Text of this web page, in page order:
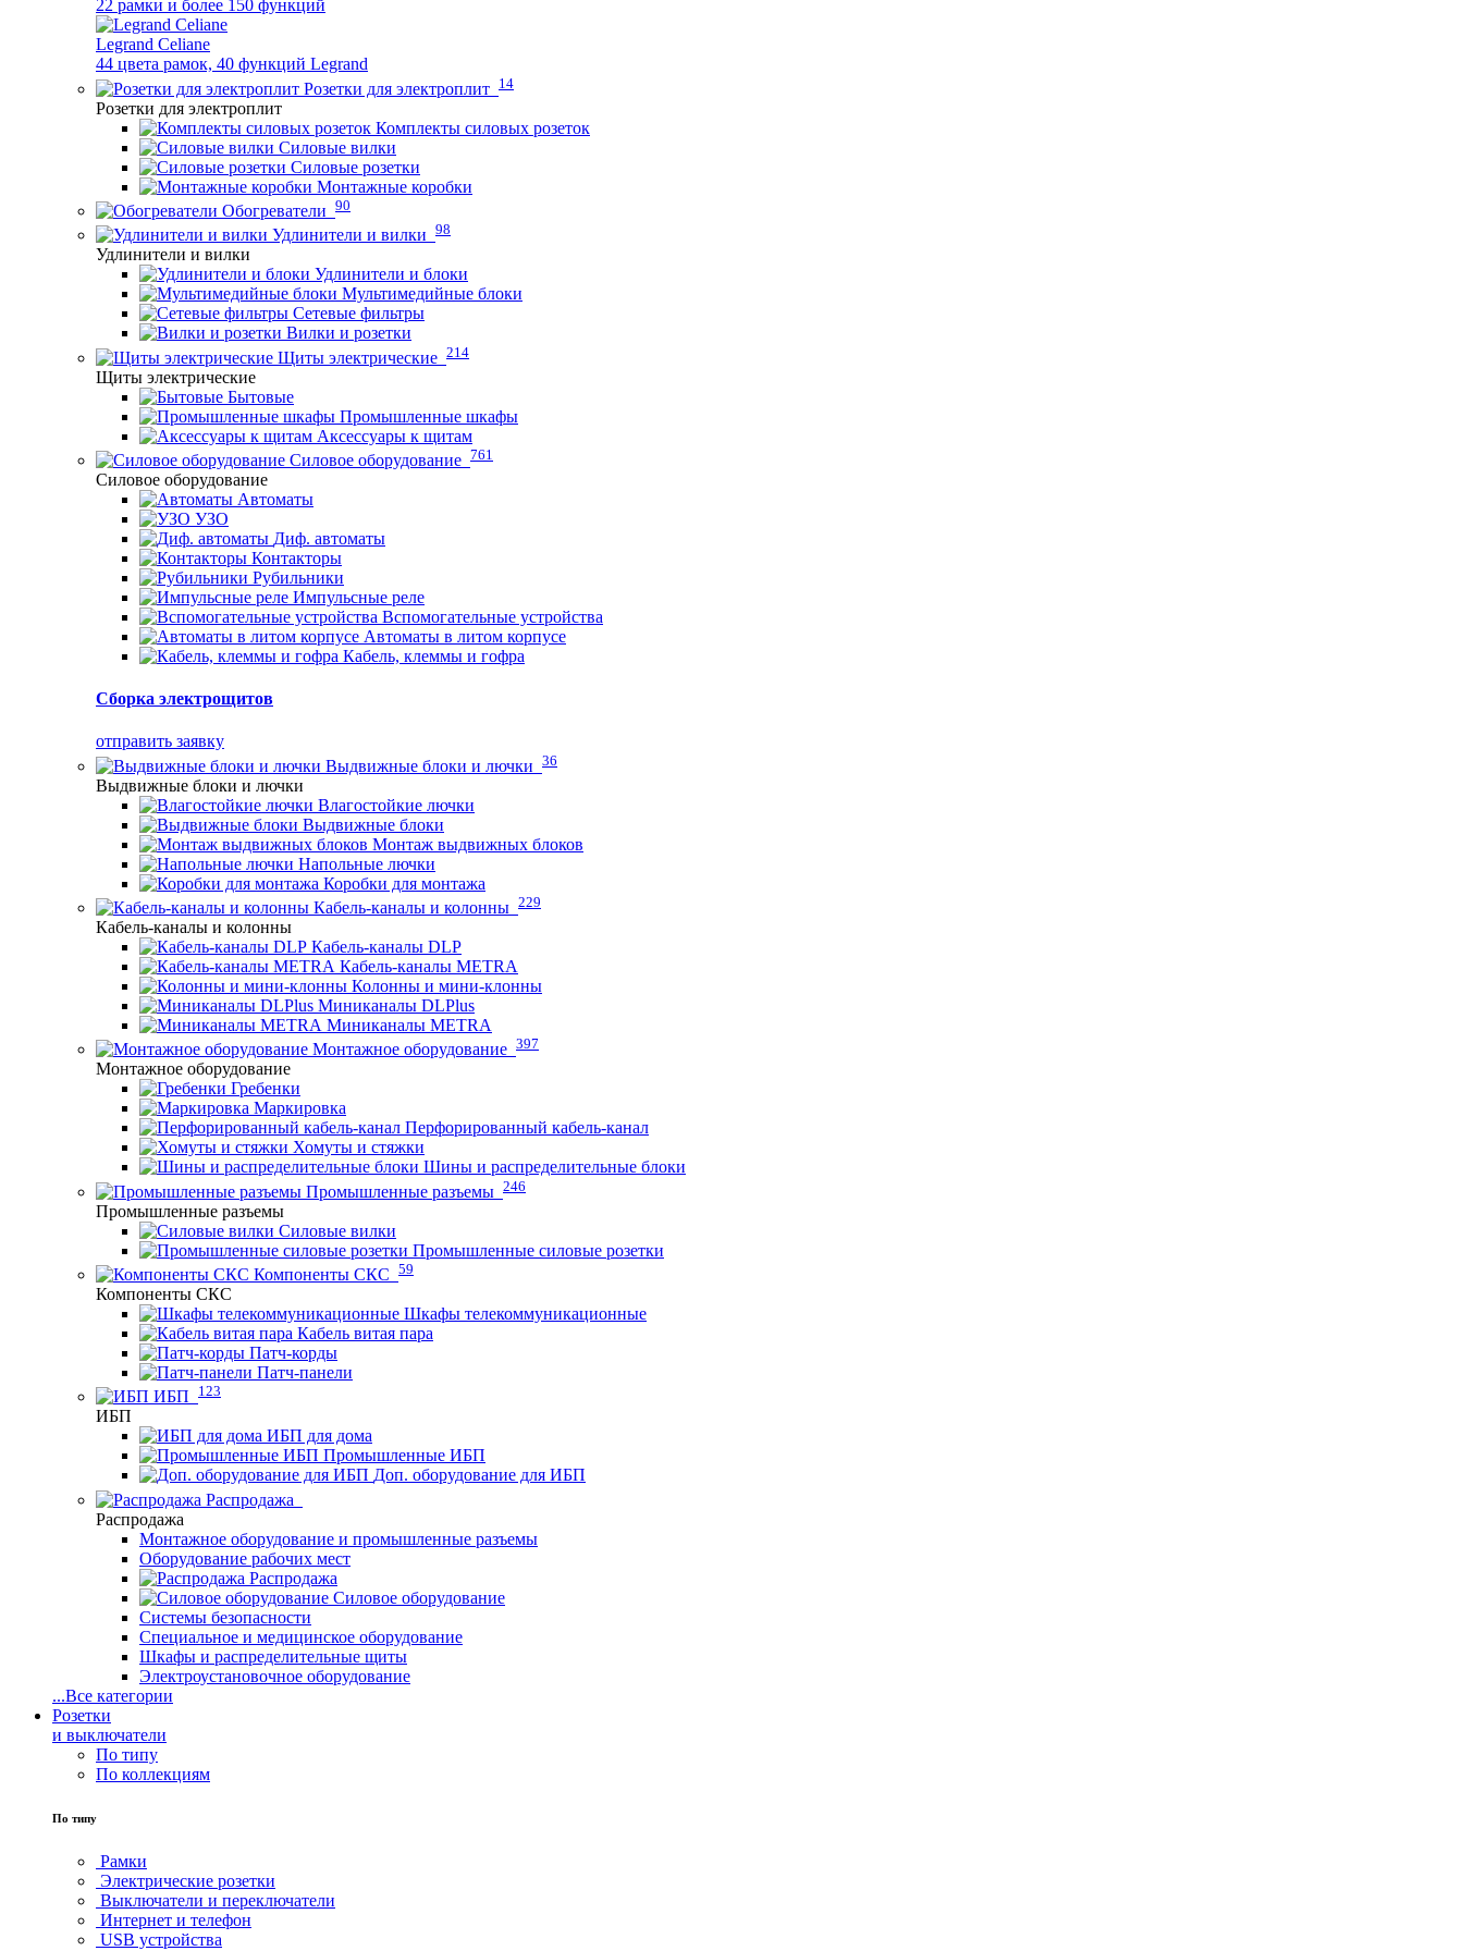
22 рамки и более 150 функций
Legrand Celiane
44 цвета рамок, 40 функций Legrand
Розетки для электроплит 14
Розетки для электроплит
Комплекты силовых розеток
Силовые вилки
Силовые розетки
Монтажные коробки
Обогреватели 90
Удлинители и вилки 98
Удлинители и вилки
Удлинители и блоки
Мультимедийные блоки
Сетевые фильтры
Вилки и розетки
Щиты электрические 214
Щиты электрические
Бытовые
Промышленные шкафы
Аксессуары к щитам
Силовое оборудование 761
Силовое оборудование
Автоматы
УЗО
Диф. автоматы
Контакторы
Рубильники
Импульсные реле
Вспомогательные устройства
Автоматы в литом корпусе
Кабель, клеммы и гофра
Сборка электрощитов
отправить заявку
Выдвижные блоки и лючки 36
Выдвижные блоки и лючки
Влагостойкие лючки
Выдвижные блоки
Монтаж выдвижных блоков
Напольные лючки
Коробки для монтажа
Кабель-каналы и колонны 229
Кабель-каналы и колонны
Кабель-каналы DLP
Кабель-каналы METRA
Колонны и мини-клонны
Миниканалы DLPlus
Миниканалы METRA
Монтажное оборудование 397
Монтажное оборудование
Гребенки
Маркировка
Перфорированный кабель-канал
Хомуты и стяжки
Шины и распределительные блоки
Промышленные разъемы 246
Промышленные разъемы
Силовые вилки
Промышленные силовые розетки
Компоненты СКС 59
Компоненты СКС
Шкафы телекоммуникационные
Кабель витая пара
Патч-корды
Патч-панели
ИБП
123
ИБП
ИБП для дома
Промышленные ИБП
Доп. оборудование для ИБП
Распродажа
Распродажа
Монтажное оборудование и промышленные разъемы
Оборудование рабочих мест
Распродажа
Силовое оборудование
Системы безопасности
Специальное и медицинское оборудование
Шкафы и распределительные щиты
Электроустановочное оборудование
...Все категории
Розетки
и выключатели
По типу
По коллекциям
По типу
Рамки
Электрические розетки
Выключатели и переключатели
Интернет и телефон
USB устройства